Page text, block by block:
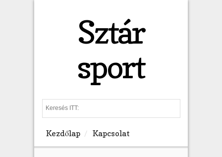
Sztár
sport
e
h
Kezdőlap Kapcsolat